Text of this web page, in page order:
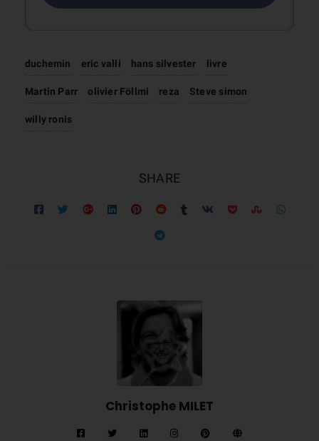
duchemin eric valli hans silvester livre
Martin Parr olivier Föllmi reza Steve simon
willy ronis
SHARE
Christophe MILET